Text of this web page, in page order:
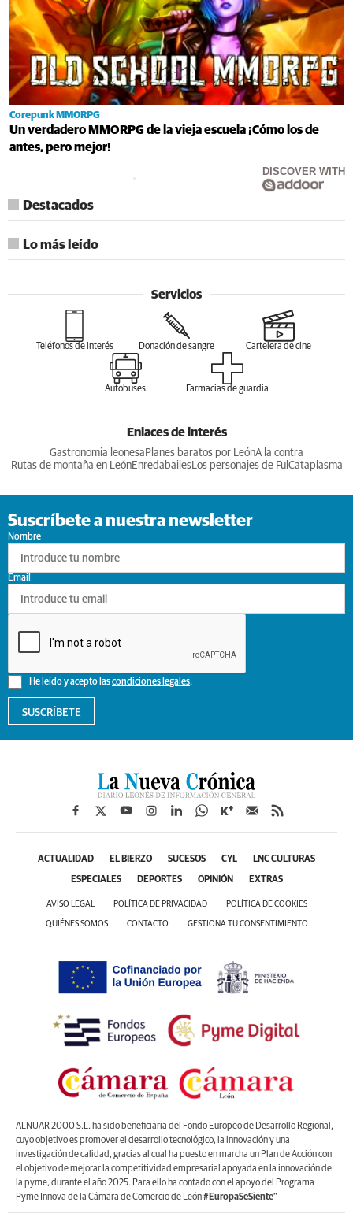
Corepunk MMORPG
Un verdadero MMORPG de la vieja escuela ¡Cómo los de
antes, pero mejor!
DISCOVER WITH
Destacados
Lo más leído
Servicios
Teléfonos de interés Donación de sangre Cartelera de cine
Autobuses Farmacias de guardia
Enlaces de interés
Gastronomia leonesa Planes baratos por LeónA la contra
Rutas de montaña en LeónEnredabailesLos personajes de Ful Cataplasma
Suscríbete a nuestra newsletter
Nombre
He leído y acepto lascondiciones legales.
Email
SUSCRÍBETE
ACTUALIDAD EL BIERZO SUCESOS CYL LNC CULTURAS
ESPECIALES DEPORTES OPINIÓN EXTRAS
AVISO LEGAL POLÍTICA DE PRIVACIDAD POLÍTICA DE COOKIES
QUIÉNES SOMOS CONTACTO GESTIONA TU CONSENTIMIENTO
ALNUAR 2000 S.L. ha sido beneficiaria del Fondo Europeo de Desarrollo Regional,
cuyo objetivo es promover el desarrollo tecnológico, la innovación y una
investigación de calidad, gracias al cual ha puesto en marcha un Plan de Acción con
el objetivo de mejorar la competitividad empresarial apoyada en la innovación de
la pyme, durante el año 2025. Para ello ha contado con el apoyo del Programa
Pyme Innova de la Cámara de Comercio de León#EuropaSeSiente”